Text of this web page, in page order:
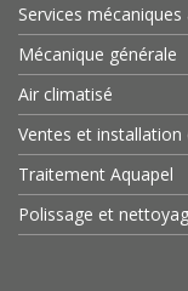
Services
Mécanique générale
Air climatisé
Ventes et installation
Traitement Aquapel
Polissage et